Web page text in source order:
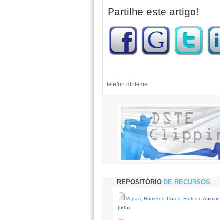
Partilhe este artigo!
telefon dinleme
REPOSITÓRIO DE RECURSOS
Vogais, Números, Cores, Frutos e
(605)